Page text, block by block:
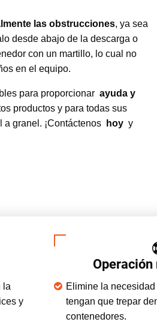
las obstrucciones, ya sea
desde abajo de la descarga o
con un martillo, lo cual no
en el equipo.
para proporcionar ayuda y
productos y para todas sus
granel. ¡Contáctenos
hoy y
la
y
Operación
Elimine la
tengan que trepar
contenedores.